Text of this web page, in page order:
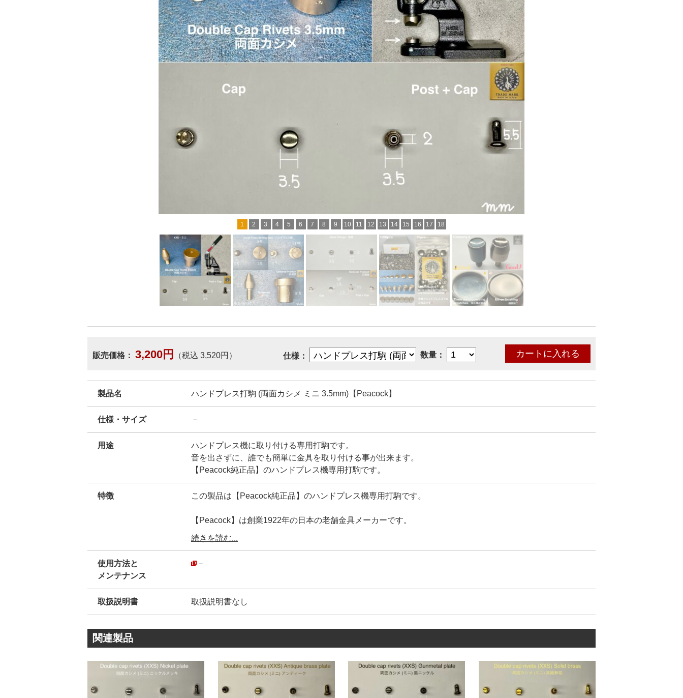
1 2 3 4 5 6 7 8 9 10 11 12 13 14 15 16 17 18
販売価格： 3,200円 （税込 3,520円） 仕様： 数量：
製品名 ハンドプレス打駒 (両面カシメ ミニ 3.5mm)【Peacock】
仕様・サイズ －
用途
ハンドプレス機に取り付ける専用打駒です。
音を出さずに、誰でも簡単に金具を取り付ける事が出来ます。
【Peacock純正品】のハンドプレス機専用打駒です。
特徴 この製品は【Peacock純正品】のハンドプレス機専用打駒です。
【Peacock】は創業1922年の日本の老舗金具メーカーです。
100年以上に渡り、国内外の高級小物、バック、皮革製品に使用され続けています。
その為、耐久性、品質は折り紙付きです。
カシメ金具１つをとっても、世界中には様々なメーカーがあります。
厳密に見ると、Capのくるみ(絞り加工)・Postの形状(絞り加工)など、各メーカーによって様々です。
金具の規格に合わない工具を使うと、もちろん金具が変形します。
金具を止める作業において【金具メーカーの規格に合わせて作った工具】を使う事が必須なんです。
共通しているのは『どこの金具メーカーに合わせて作った工具なのか』の記載が無い事です。
金具が主体の工具なのに、使う金具にこだわりが無いんです。
弊社は、金具も工具も【Peacock純正品】です。
続きを読む...
使用方法と
メンテナンス
－
取扱説明書 取扱説明書なし
関連製品